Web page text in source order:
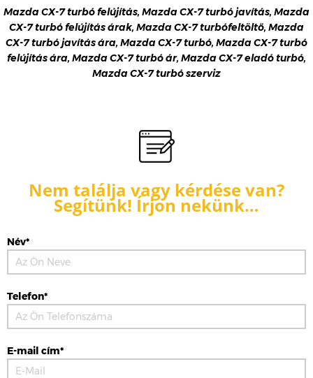
Mazda CX-7 turbó felújítás, Mazda CX-7 turbó javítás, Mazda
CX-7 turbó felújítás árak, Mazda CX-7 turbófeltöltő, Mazda
CX-7 turbó javítás ára, Mazda CX-7 turbó, Mazda CX-7 turbó
felújítás ára, Mazda CX-7 turbó ár, Mazda CX-7 eladó turbó,
Mazda CX-7 turbó szerviz
Nem találja vagy kérdése van?
Segítünk! Írjon nekünk…
Név*
Telefon*
E-mail cím*